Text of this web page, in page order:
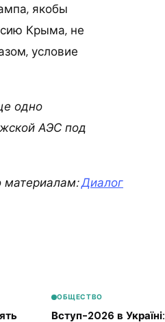
якобы
Крыма, не
условие
одно
АЭС под
материалам:Диалог
ОБЩЕСТВО
Вступ-2026 в Україні: